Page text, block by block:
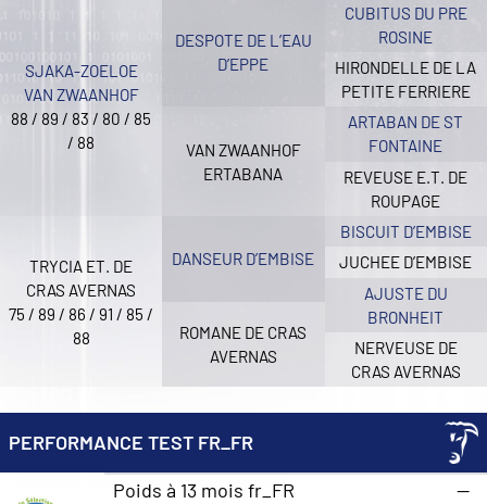
SJAKA-ZOELOE
VAN ZWAANHOF
88 / 89 / 83 / 80 / 85
/ 88
DESPOTE DE L’EAU
D’EPPE
VAN ZWAANHOF
ERTABANA
CUBITUS DU PRE
ROSINE
HIRONDELLE DE LA
PETITE FERRIERE
ARTABAN DE ST
FONTAINE
REVEUSE E.T. DE
ROUPAGE
TRYCIA ET. DE
CRAS AVERNAS
75 / 89 / 86 / 91 / 85 /
88
DANSEUR D’EMBISE
ROMANE DE CRAS
AVERNAS
BISCUIT D’EMBISE
JUCHEE D’EMBISE
AJUSTE DU
BRONHEIT
NERVEUSE DE
CRAS AVERNAS
PERFORMANCE TEST FR_FR
Poids à 13 mois fr_FR
—